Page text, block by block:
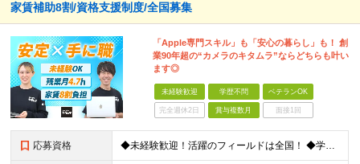
家賃補助8割/資格支援制度/全国募集
「Apple専門スキル」も「安心の暮らし」も！ 創
業90年超の“カメラのキタムラ”ならどちらも叶い
ます◎
未経験歓迎 学歴不問 ベテランOK
完全週休2日 賞与複数月 面接1回
応募資格 ◆未経験歓迎！活躍のフィールドは全国！ ◆学歴不問 ◆第二新卒も活躍中 ◆40歳以下の方（若年層の長期キャリア形成を図るため）